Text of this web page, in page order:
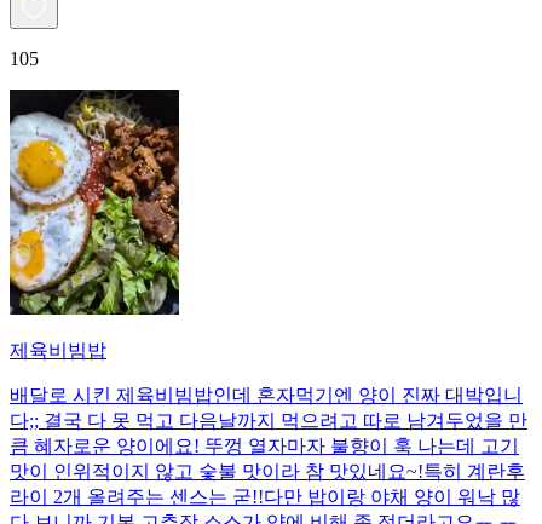
105
제육비빔밥
배달로 시킨 제육비빔밥인데 혼자먹기엔 양이 진짜 대박입니
다;; 결국 다 못 먹고 다음날까지 먹으려고 따로 남겨두었을 만
큼 혜자로운 양이에요! 뚜껑 열자마자 불향이 훅 나는데 고기
맛이 인위적이지 않고 숯불 맛이라 참 맛있네요~!특히 계란후
라이 2개 올려주는 센스는 굳!! ​다만 밥이랑 야채 양이 워낙 많